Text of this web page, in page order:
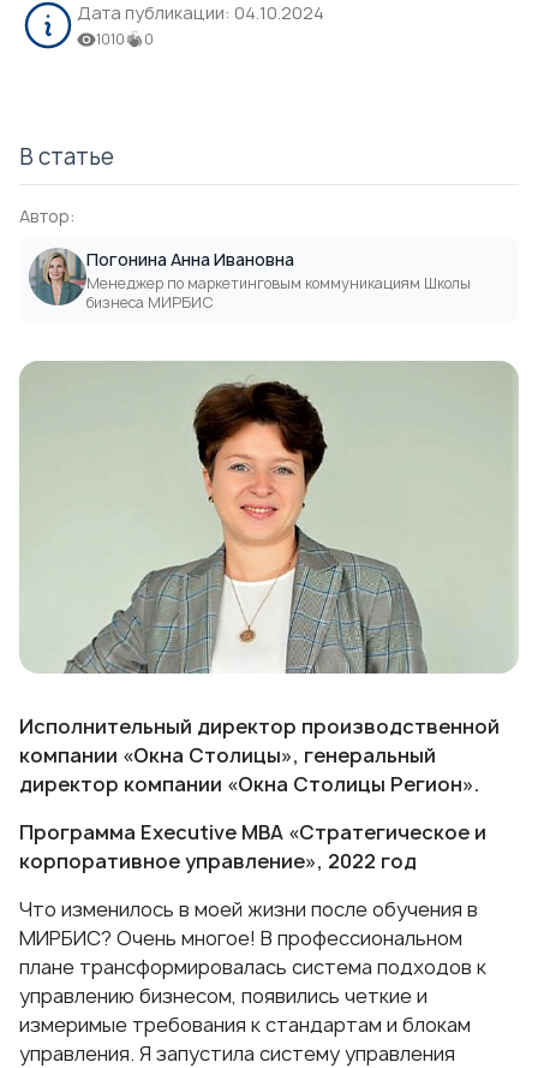
Дата публикации: 04.10.2024
1010 0
В статье
Автор:
Погонина Анна Ивановна
Менеджер по маркетинговым коммуникациям Школы
бизнеса МИРБИС
Исполнительный директор производственной
компании «Окна Столицы», генеральный
директор компании «Окна Столицы Регион».
Программа Executive МВА «Стратегическое и
корпоративное управление», 2022 год
Что изменилось в моей жизни после обучения в
МИРБИС? Очень многое! В профессиональном
плане трансформировалась система подходов к
управлению бизнесом, появились четкие и
измеримые требования к стандартам и блокам
управления. Я запустила систему управления